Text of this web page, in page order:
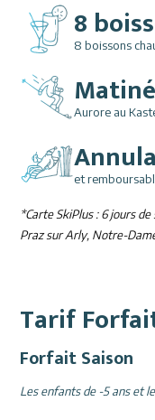
8
8 boissons
Aurore au
et
*Carte SkiPlus : 6 jours
Praz sur Arly, Notre-
Tarif
Forfait Saison
Les enfants de -5 ans et